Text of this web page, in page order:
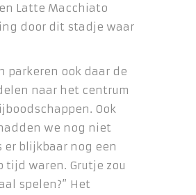
Latte Macchiato
door dit stadje waar
parkeren ook daar de
naar het centrum
Ook
we nog niet
er blijkbaar nog een
tijd waren. Grutje zou
spelen?” Het